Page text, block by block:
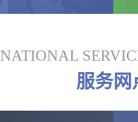
NATIONAL
服务网